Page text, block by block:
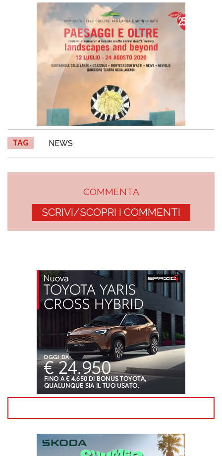
TAG NEWS
COMMENTA
SCRIVI/SCOPRI I COMMENTI